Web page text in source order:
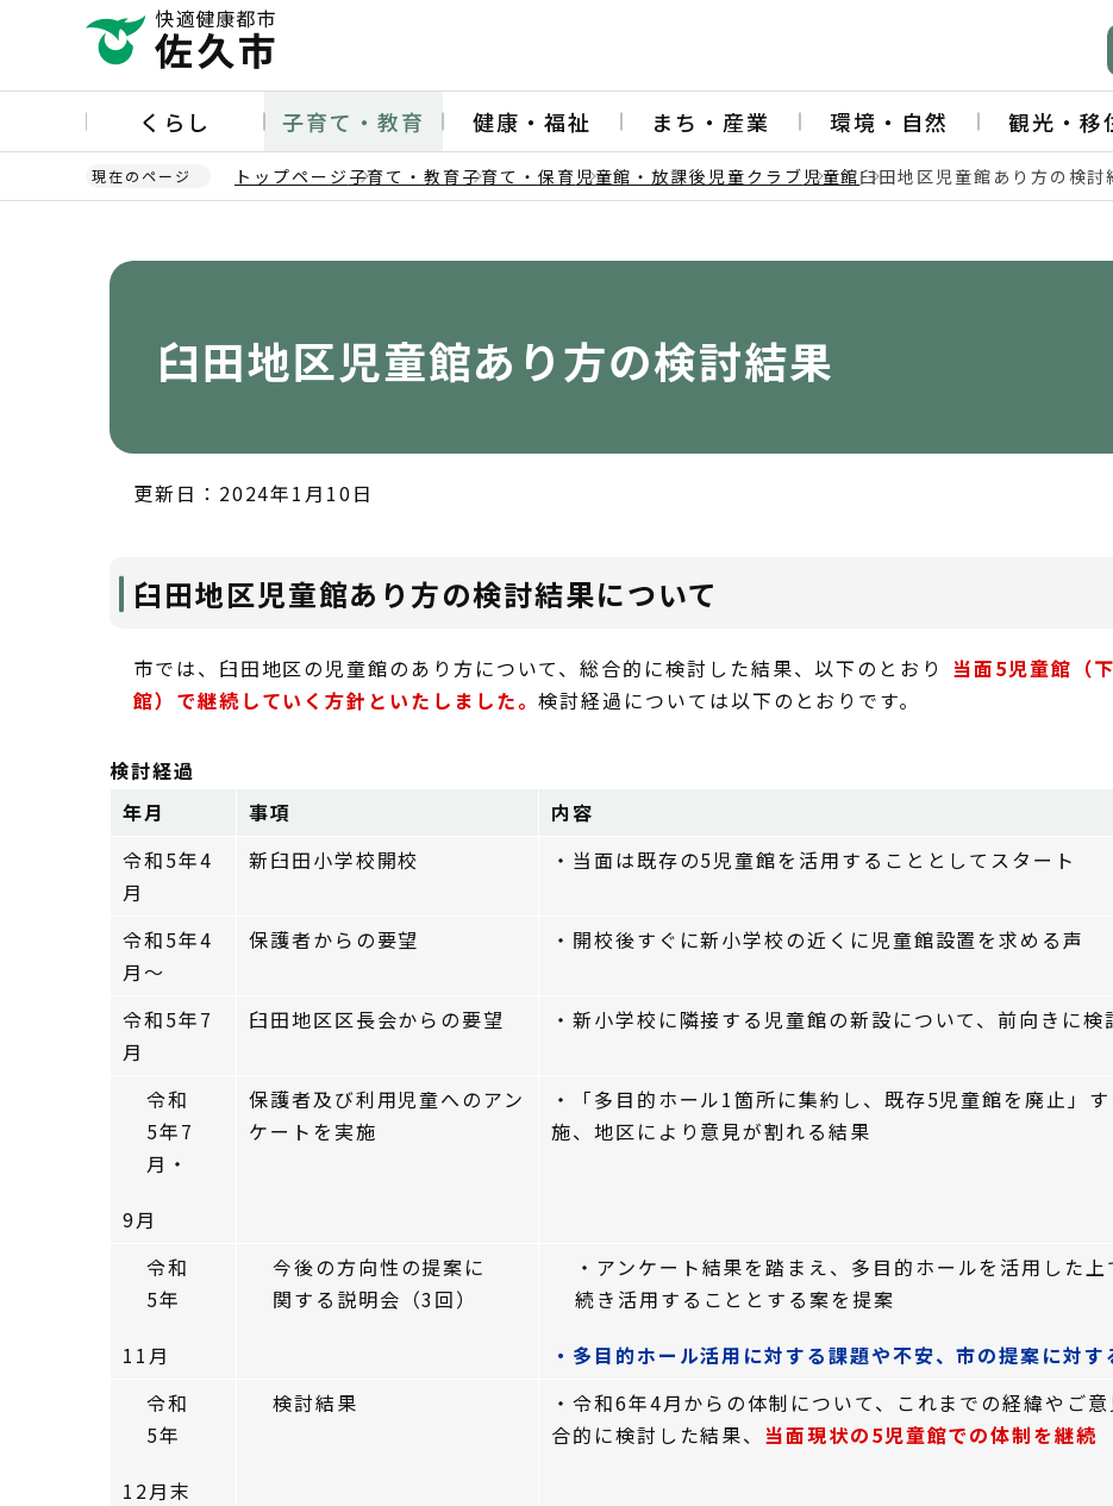
ー
の
くらし 子育て・教育 健康・福祉 まち・産業 環境・自然 観光・移
現在のページ トップページ 子育て・教育子育て・保育 児童館・放課後児童クラブ 児童館臼田地区児童館あり方の検討
臼田地区児童館あり方の検討結果
更新日：2024年1月10日
臼田地区児童館あり方の検討結果について
市では、臼田地区の児童館のあり方について、総合的に検討した結果、以下のとおり 当面5児童館（
館）で継続していく方針といたしました。検討経過については以下のとおりです。
検討経過
年月
事項
内容
令和5年4
月
新臼田小学校開校 ・当面は既存の5児童館を活用することとしてスタート
令和5年4
月～
保護者からの要望 ・開校後すぐに新小学校の近くに児童館設置を求める声
令和5年7
月
臼田地区区長会からの要望 ・新小学校に隣接する児童館の新設について、前向きに
令和
5年7
月・
9月
保護者及び利用児童へのアン
ケートを実施
・「多目的ホール1箇所に集約し、既存5児童館を廃止」
施、地区により意見が割れる結果
令和
5年
11月
今後の方向性の提案に
関する説明会（3回）
・アンケート結果を踏まえ、多目的ホールを活用した
続き活用することとする案を提案
・多目的ホール活用に対する課題や不安、市の提案に対
令和
5年
12月末
検討結果
・令和6年4月からの体制について、これまでの経緯やご
合的に検討した結果、 当面現状の5児童館での体制を継続